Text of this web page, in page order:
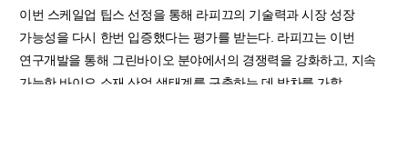
이번 스케일업 팁스 선정을 통해 라피끄의 기술력과 시장 성장
가능성을 다시 한번 입증했다는 평가를 받는다. 라피끄는 이번
연구개발을 통해 그린바이오 분야에서의 경쟁력을 강화하고, 지속
가능한 바이오 소재 산업 생태계를 구축하는 데 박차를 가할